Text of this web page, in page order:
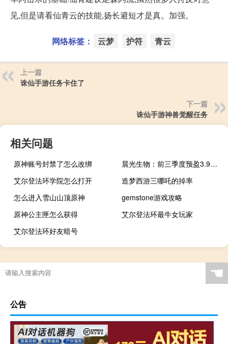
见,但是请看仙青云的技能,扬长避短才是真。加强。
网络标签： 云梦 护符 青云
上一篇
诛仙手游任务卡住了
下一篇
诛仙手游神兽觉醒任务
相关问题
原神账号封禁了怎么改绑
晨光生物：前三季度预盈3.94亿元-4.05亿元同比增17%-20.26%
艾尔登法环学院怎么打开
造梦西游三哪吒的掉率
怎么进入雪山山顶原神
gemstone游戏攻略
原神公主匣怎么获得
艾尔登法环最牛女玩家
艾尔登法环好友暗号
☚
公告